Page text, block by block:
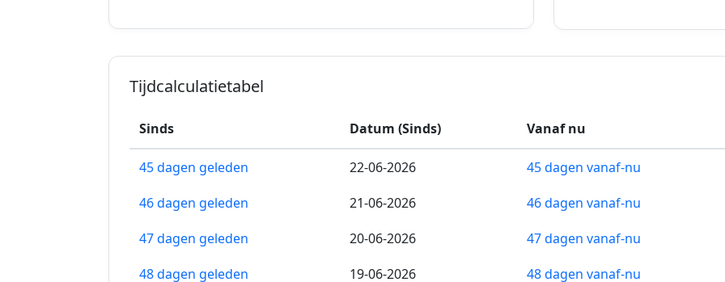
Tijdcalculatietabel
Sinds Datum (Sinds) Vanaf nu
45 dagen geleden 22-06-2026
45 dagen vanaf-nu
46 dagen geleden
21-06-2026
46 dagen vanaf-nu
47 dagen geleden
20-06-2026
47 dagen vanaf-nu
48 dagen geleden
19-06-2026
48 dagen vanaf-nu